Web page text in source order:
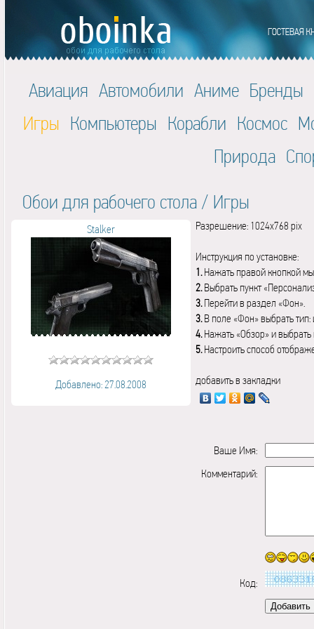
Авиация Автомобили Аниме Бренды
Игры Компьютеры Корабли Космос
Природа
Обои для рабочего стола / Игры
Stalker
Добавлено: 27.08.2008
Разрешение: 1024x768 pix
Инструкция по установке:
1.Нажать правой кнопкой
2.Выбрать пункт
3.Перейти в раздел «Фон».
3.В поле «Фон» выбрать
4.Нажать «Обзор» и выбрать
5.Настроить способ
добавить в закладки
Ваше Имя:
Комментарий:
Код: